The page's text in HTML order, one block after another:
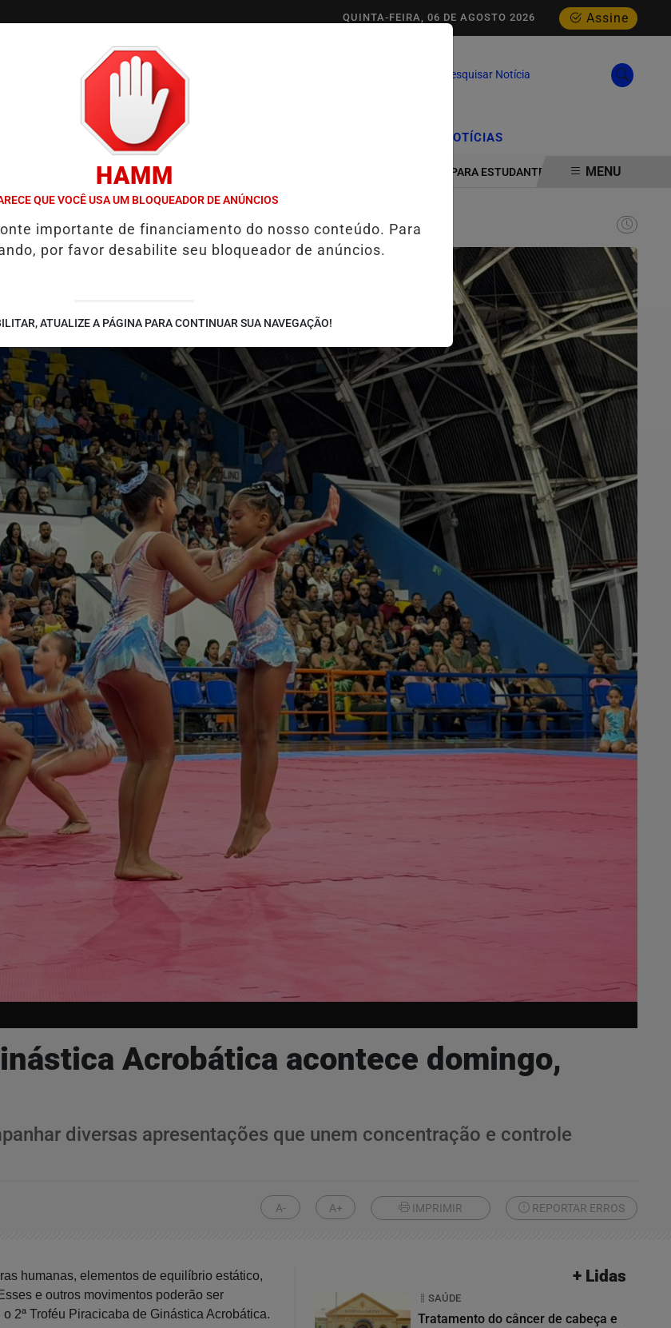
Assine
QUINTA-FEIRA, 06 DE AGOSTO 2026
Pesquisar Notícia
COLUNAS / EMPREGOS NOTÍCIAS
DA QUALIDADE DE VIDA HYUNDAI LEVA TECNOLOGIA E INOVAÇÃO PARA ESTUDANTES DA ESCOLA ESTADUAL
MENU
Acrobática acontece domingo,
diversas apresentações que unem concentração e controle
A- A+ IMPRIMIR REPORTAR ERROS
humanas, elementos de equilíbrio estático,
e outros movimentos poderão ser
2ª Troféu Piracicaba de Ginástica Acrobática.
+ Lidas
SAÚDE
Tratamento do câncer de cabeça e
HAMM
QUE VOCÊ USA UM BLOQUEADOR DE ANÚNCIOS
importante de financiamento do nosso conteúdo. Para
por favor desabilite seu bloqueador de anúncios.
ATUALIZE A PÁGINA PARA CONTINUAR SUA NAVEGAÇÃO!